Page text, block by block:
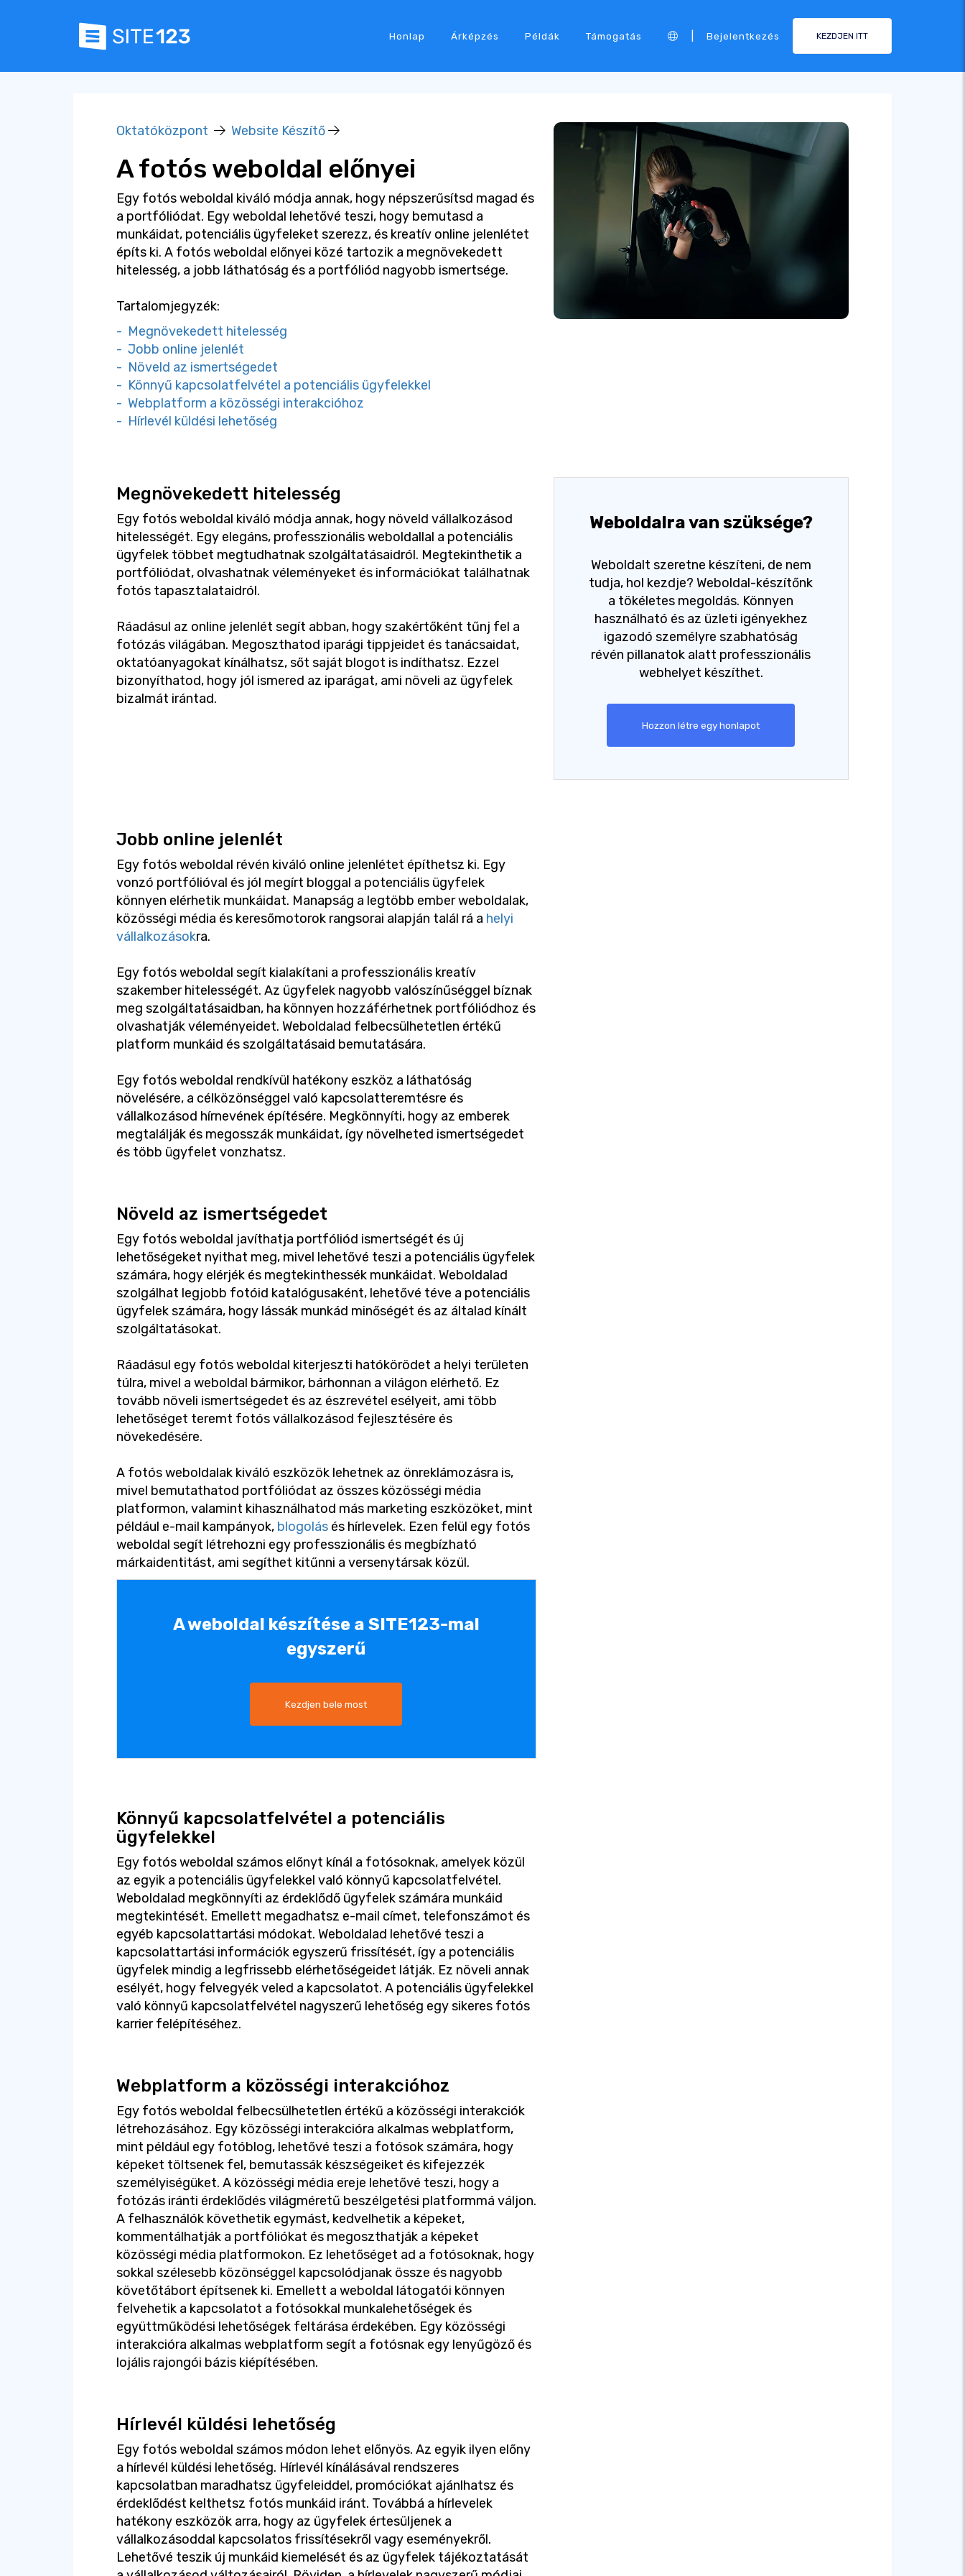
Honlap Árképzés Példák Támogatás Bejelentkezés KEZDJEN ITT
Oktatóközpont Website Készítő
A fotós weboldal előnyei
Egy fotós weboldal kiváló módja annak, hogy népszerűsítsd magad és
a portfóliódat. Egy weboldal lehetővé teszi, hogy bemutasd a
munkáidat, potenciális ügyfeleket szerezz, és kreatív online jelenlétet
építs ki. A fotós weboldal előnyei közé tartozik a megnövekedett
hitelesség, a jobb láthatóság és a portfóliód nagyobb ismertsége.
Tartalomjegyzék:
- Megnövekedett hitelesség
- Jobb online jelenlét
- Növeld az ismertségedet
- Könnyű kapcsolatfelvétel a potenciális ügyfelekkel
- Webplatform a közösségi interakcióhoz
- Hírlevél küldési lehetőség
Megnövekedett hitelesség
Egy fotós weboldal kiváló módja annak, hogy növeld vállalkozásod
hitelességét. Egy elegáns, professzionális weboldallal a potenciális
ügyfelek többet megtudhatnak szolgáltatásaidról. Megtekinthetik a
portfóliódat, olvashatnak véleményeket és információkat találhatnak
fotós tapasztalataidról.
Ráadásul az online jelenlét segít abban, hogy szakértőként tűnj fel a
fotózás világában. Megoszthatod iparági tippjeidet és tanácsaidat,
oktatóanyagokat kínálhatsz, sőt saját blogot is indíthatsz. Ezzel
bizonyíthatod, hogy jól ismered az iparágat, ami növeli az ügyfelek
bizalmát irántad.
Weboldalra van szüksége?
Weboldalt szeretne készíteni, de nem
tudja, hol kezdje? Weboldal-készítőnk
a tökéletes megoldás. Könnyen
használható és az üzleti igényekhez
igazodó személyre szabhatóság
révén pillanatok alatt professzionális
webhelyet készíthet.
Hozzon létre egy honlapot
Jobb online jelenlét
Egy fotós weboldal révén kiváló online jelenlétet építhetsz ki. Egy
vonzó portfólióval és jól megírt bloggal a potenciális ügyfelek
könnyen elérhetik munkáidat. Manapság a legtöbb ember weboldalak,
közösségi média és keresőmotorok rangsorai alapján talál rá a helyi
vállalkozásokra.
Egy fotós weboldal segít kialakítani a professzionális kreatív
szakember hitelességét. Az ügyfelek nagyobb valószínűséggel bíznak
meg szolgáltatásaidban, ha könnyen hozzáférhetnek portfóliódhoz és
olvashatják véleményeidet. Weboldalad felbecsülhetetlen értékű
platform munkáid és szolgáltatásaid bemutatására.
Egy fotós weboldal rendkívül hatékony eszköz a láthatóság
növelésére, a célközönséggel való kapcsolatteremtésre és
vállalkozásod hírnevének építésére. Megkönnyíti, hogy az emberek
megtalálják és megosszák munkáidat, így növelheted ismertségedet
és több ügyfelet vonzhatsz.
Növeld az ismertségedet
Egy fotós weboldal javíthatja portfóliód ismertségét és új
lehetőségeket nyithat meg, mivel lehetővé teszi a potenciális ügyfelek
számára, hogy elérjék és megtekinthessék munkáidat. Weboldalad
szolgálhat legjobb fotóid katalógusaként, lehetővé téve a potenciális
ügyfelek számára, hogy lássák munkád minőségét és az általad kínált
szolgáltatásokat.
Ráadásul egy fotós weboldal kiterjeszti hatókörödet a helyi területen
túlra, mivel a weboldal bármikor, bárhonnan a világon elérhető. Ez
tovább növeli ismertségedet és az észrevétel esélyeit, ami több
lehetőséget teremt fotós vállalkozásod fejlesztésére és
növekedésére.
A fotós weboldalak kiváló eszközök lehetnek az önreklámozásra is,
mivel bemutathatod portfóliódat az összes közösségi média
platformon, valamint kihasználhatod más marketing eszközöket, mint
például e-mail kampányok, blogolás és hírlevelek. Ezen felül egy fotós
weboldal segít létrehozni egy professzionális és megbízható
márkaidentitást, ami segíthet kitűnni a versenytársak közül.
A weboldal készítése a SITE123-mal
egyszerű
Kezdjen bele most
Könnyű kapcsolatfelvétel a potenciális
ügyfelekkel
Egy fotós weboldal számos előnyt kínál a fotósoknak, amelyek közül
az egyik a potenciális ügyfelekkel való könnyű kapcsolatfelvétel.
Weboldalad megkönnyíti az érdeklődő ügyfelek számára munkáid
megtekintését. Emellett megadhatsz e-mail címet, telefonszámot és
egyéb kapcsolattartási módokat. Weboldalad lehetővé teszi a
kapcsolattartási információk egyszerű frissítését, így a potenciális
ügyfelek mindig a legfrissebb elérhetőségeidet látják. Ez növeli annak
esélyét, hogy felvegyék veled a kapcsolatot. A potenciális ügyfelekkel
való könnyű kapcsolatfelvétel nagyszerű lehetőség egy sikeres fotós
karrier felépítéséhez.
Webplatform a közösségi interakcióhoz
Egy fotós weboldal felbecsülhetetlen értékű a közösségi interakciók
létrehozásához. Egy közösségi interakcióra alkalmas webplatform,
mint például egy fotóblog, lehetővé teszi a fotósok számára, hogy
képeket töltsenek fel, bemutassák készségeiket és kifejezzék
személyiségüket. A közösségi média ereje lehetővé teszi, hogy a
fotózás iránti érdeklődés világméretű beszélgetési platformmá váljon.
A felhasználók követhetik egymást, kedvelhetik a képeket,
kommentálhatják a portfóliókat és megoszthatják a képeket
közösségi média platformokon. Ez lehetőséget ad a fotósoknak, hogy
sokkal szélesebb közönséggel kapcsolódjanak össze és nagyobb
követőtábort építsenek ki. Emellett a weboldal látogatói könnyen
felvehetik a kapcsolatot a fotósokkal munkalehetőségek és
együttműködési lehetőségek feltárása érdekében. Egy közösségi
interakcióra alkalmas webplatform segít a fotósnak egy lenyűgöző és
lojális rajongói bázis kiépítésében.
Hírlevél küldési lehetőség
Egy fotós weboldal számos módon lehet előnyös. Az egyik ilyen előny
a hírlevél küldési lehetőség. Hírlevél kínálásával rendszeres
kapcsolatban maradhatsz ügyfeleiddel, promóciókat ajánlhatsz és
érdeklődést kelthetsz fotós munkáid iránt. Továbbá a hírlevelek
hatékony eszközök arra, hogy az ügyfelek értesüljenek a
vállalkozásoddal kapcsolatos frissítésekről vagy eseményekről.
Lehetővé teszik új munkáid kiemelését és az ügyfelek tájékoztatását